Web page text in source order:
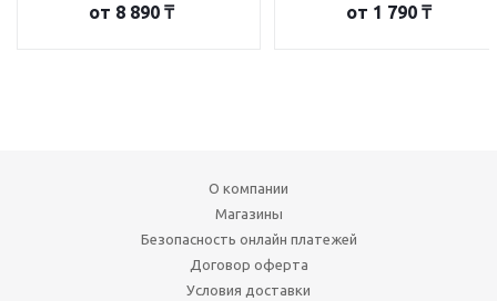
от 8 890 ₸ от 1 790 ₸
О компании
Магазины
Безопасность онлайн платежей
Договор оферта
Условия доставки